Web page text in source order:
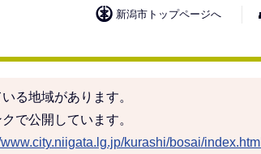
新潟市トップページへ
る地域があります。
で公開しています。
www.city.niigata.lg.jp/kurashi/bosai/index.html